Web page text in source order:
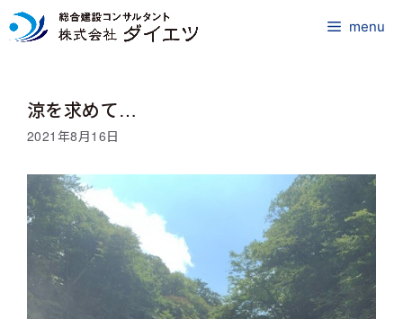
コ
ン
menu
涼を求めて…
2021年8月16日